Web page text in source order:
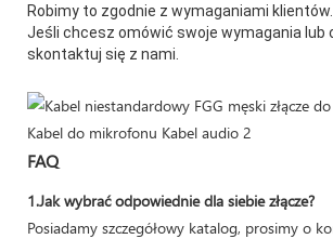
Robimy to zgodnie z wymaganiami klientów.
Jeśli chcesz omówić swoje wymagania lub
skontaktuj się z nami.
FAQ
1.Jak wybrać odpowiednie dla siebie złącze?
Posiadamy szczegółowy katalog, prosimy o